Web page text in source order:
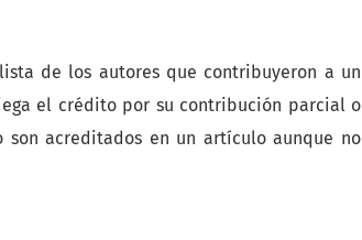
de los autores que contribuyeron a un
el crédito por su contribución parcial o
acreditados en un artículo aunque no